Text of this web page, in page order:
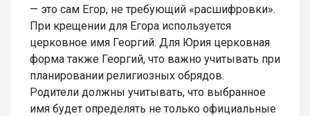
— это сам Егор, не требующий «расшифровки».
При крещении для Егора используется
церковное имя Георгий. Для Юрия церковная
форма также Георгий, что важно учитывать при
планировании религиозных обрядов.
Родители должны учитывать, что выбранное
имя будет определять не только официальные